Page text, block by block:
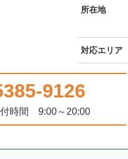
所在地
対応エリア
9126
時間 9:00～20:00